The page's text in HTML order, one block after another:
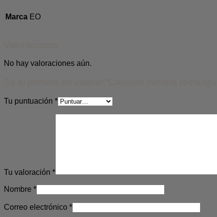
Marca EO
No hay valoraciones aún.
Tu puntuación *
Tu valoración *
Nombre *
Correo electrónico *